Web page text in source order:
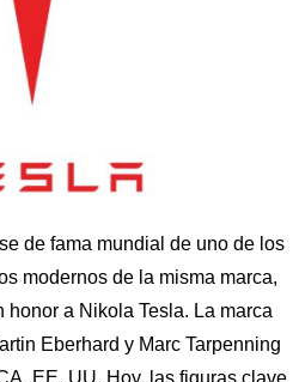
de fama mundial de uno de los
modernos de la misma marca,
honor a Nikola Tesla. La marca
Eberhard y Marc Tarpenning